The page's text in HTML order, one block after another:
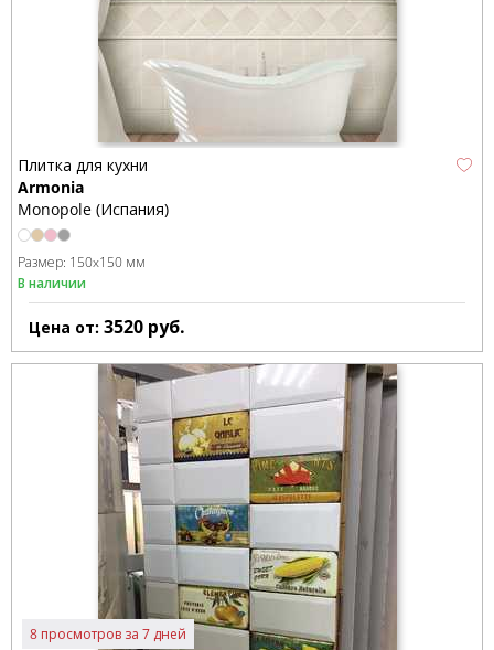
Плитка для кухни
Armonia
Monopole (Испания)
Размер: 150x150 мм
В наличии
Цена от: 3520 руб.
8 просмотров за 7 дней